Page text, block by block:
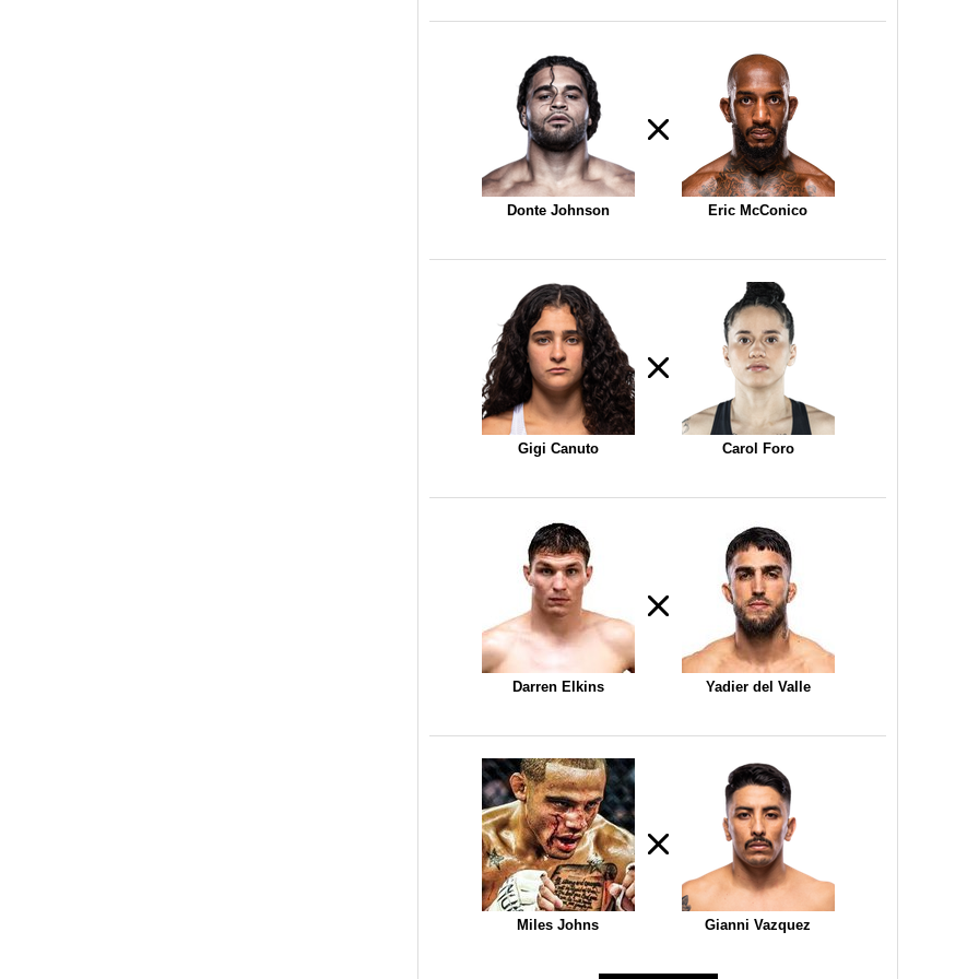
Donte Johnson Eric McConico
Gigi Canuto Carol Foro
Darren Elkins Yadier del Valle
Miles Johns Gianni Vazquez